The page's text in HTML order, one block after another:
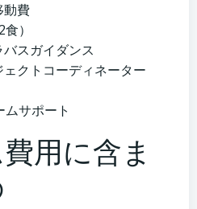
動費
）
スガイダンス
クトコーディネーター
サポート
用に含ま